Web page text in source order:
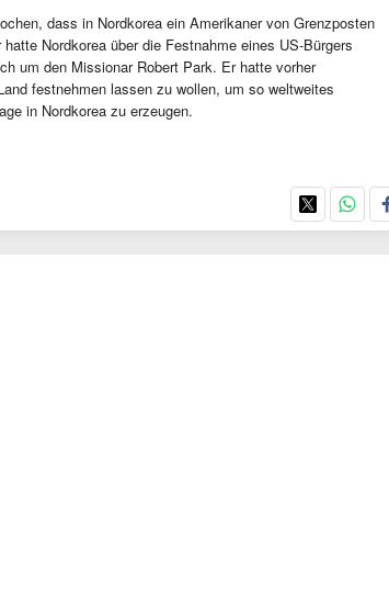
dass in Nordkorea ein Amerikaner von Grenzposten
Nordkorea über die Festnahme eines US-Bürgers
um den Missionar Robert Park. Er hatte vorher
festnehmen lassen zu wollen, um so weltweites
in Nordkorea zu erzeugen.